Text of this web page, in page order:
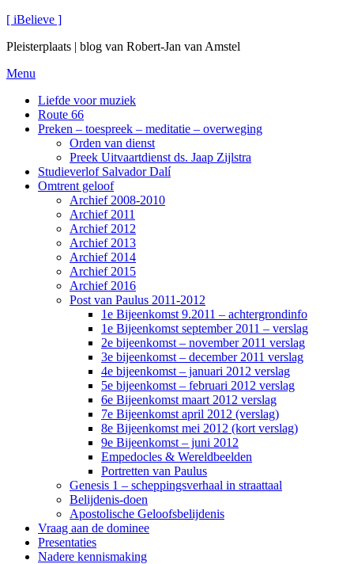
Ga
de
[ iBelieve ]
Pleisterplaats | blog van Robert-Jan van Amstel
Menu
Liefde voor muziek
Route 66
Preken – toespreek – meditatie – overweging
Orden van dienst
Preek Uitvaartdienst ds. Jaap Zijlstra
Studieverlof Salvador Dalí
Omtrent geloof
Archief 2008-2010
Archief 2011
Archief 2012
Archief 2013
Archief 2014
Archief 2015
Archief 2016
Post van Paulus 2011-2012
1e Bijeenkomst 9.2011 – achtergrondinfo
1e Bijeenkomst september 2011 – verslag
2e bijeenkomst – november 2011 verslag
3e bijeenkomst – december 2011 verslag
4e bijeenkomst – januari 2012 verslag
5e bijeenkomst – februari 2012 verslag
6e Bijeenkomst maart 2012 verslag
7e Bijeenkomst april 2012 (verslag)
8e Bijeenkomst mei 2012 (kort verslag)
9e Bijeenkomst – juni 2012
Empedocles & Wereldbeelden
Portretten van Paulus
Genesis 1 – scheppingsverhaal in straattaal
Belijdenis-doen
Apostolische Geloofsbelijdenis
Vraag aan de dominee
Presentaties
Nadere kennismaking